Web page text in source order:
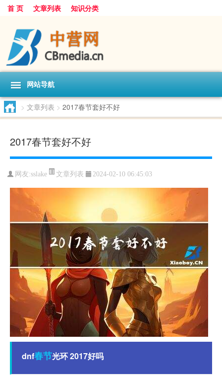
首 页 文章列表 知识分类
网站导航
> 文章列表 > 2017春节套好不好
2017春节套好不好
网友:sslake 文章列表 2024-02-10 06:45:03
dnf春节光环 2017好吗